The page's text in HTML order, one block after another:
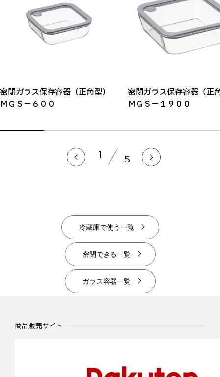
密閉ガラス保存容器（正角型）
ＭＧＳ－６００
密閉ガラス保存容器（
ＭＧＳ－１９００
1 5
冷蔵庫で使う一覧
密閉できる一覧
ガラス容器一覧
商品販売サイト